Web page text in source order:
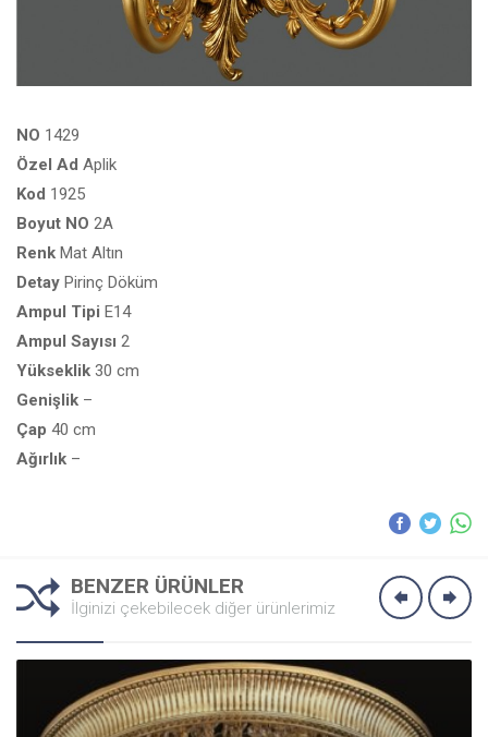
NO 1429
Özel Ad Aplik
Kod 1925
Boyut NO 2A
Renk Mat Altın
Detay Pirinç Döküm
Ampul Tipi E14
Ampul Sayısı 2
Yükseklik 30 cm
Genişlik –
Çap 40 cm
Ağırlık –
BENZER ÜRÜNLER
İlginizi çekebilecek diğer ürünlerimiz